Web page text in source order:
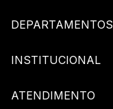
DEPARTAMENTOS
INSTITUCIONAL
ATENDIMENTO